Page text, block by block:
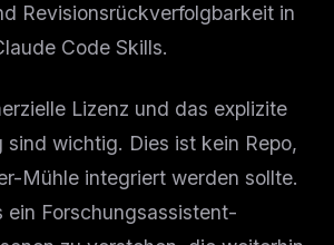
Revisionsrückverfolgbarkeit in
Code Skills.
Lizenz und das explizite
sind wichtig. Dies ist kein Repo,
Mühle integriert werden sollte.
ein Forschungsassistent-